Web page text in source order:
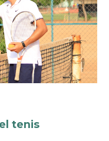
tenis